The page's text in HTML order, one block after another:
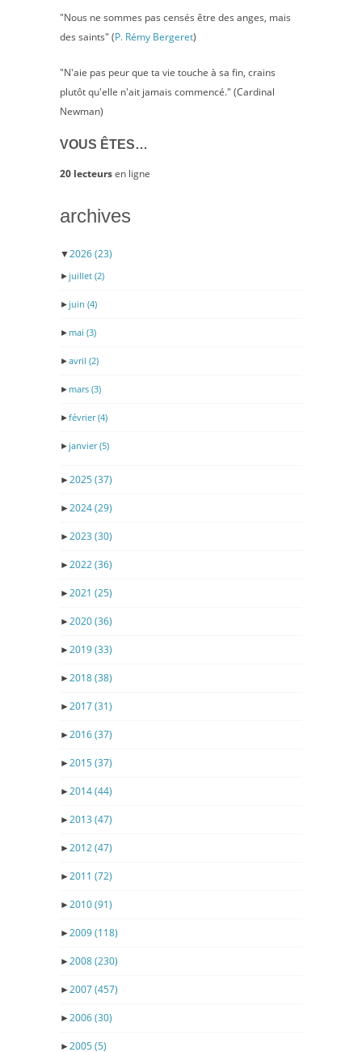
"Nous ne sommes pas censés être des anges, mais
des saints" (P. Rémy Bergeret)
"N'aie pas peur que ta vie touche à sa fin, crains
plutôt qu'elle n'ait jamais commencé." (Cardinal
Newman)
VOUS ÊTES…
20 lecteursen ligne
archives
▼2026(23)
► juillet (2)
► juin (4)
► mai (3)
►avril (2)
► mars (3)
►février(4)
► janvier(5)
►2025(37)
►2024(29)
►2023 (30)
►2022(36)
►2021 (25)
►2020(36)
►2019(33)
►2018(38)
►2017(31)
►2016(37)
►2015(37)
►2014(44)
►2013 (47)
►2012(47)
►2011 (72)
►2010(91)
►2009(118)
►2008(230)
►2007(457)
►2006(30)
►2005(5)